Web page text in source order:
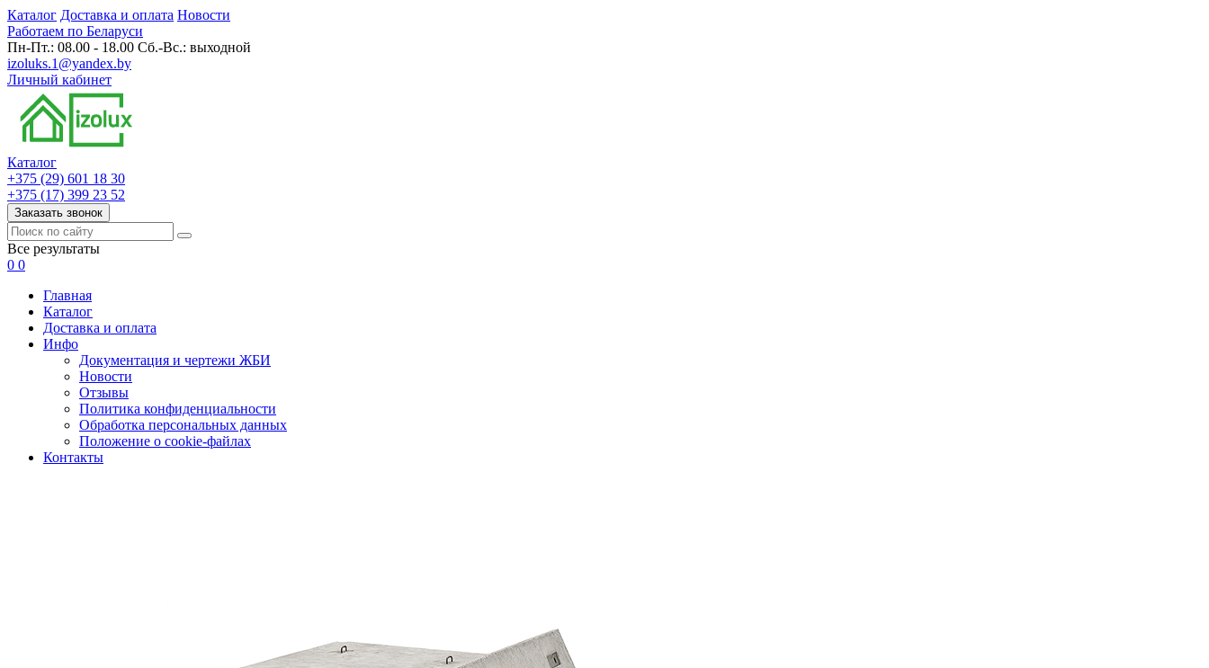
Каталог Доставка и оплата Новости
Работаем по Беларуси
Пн-Пт.: 08.00 - 18.00 Сб.-Вс.: выходной
izoluks.1@yandex.by
Личный кабинет
Каталог
+375 (29) 601 18 30
+375 (17) 399 23 52
Заказать звонок
Все результаты
0 0
Главная
Каталог
Доставка и оплата
Инфо
Документация и чертежи ЖБИ
Новости
Отзывы
Политика конфиденциальности
Обработка персональных данных
Положение о cookie-файлах
Контакты